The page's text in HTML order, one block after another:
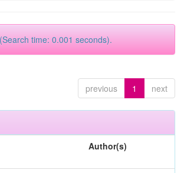
time: 0.001 seconds).
previous 1 next
Author(s)